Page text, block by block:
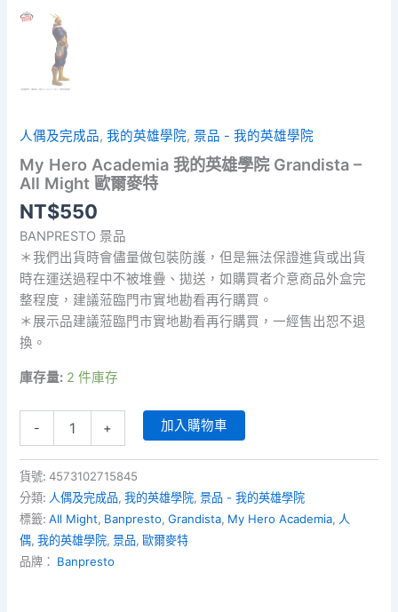
人偶及完成品,我的英雄學院,景品 - 我的英雄學院
My Hero Academia 我的英雄學院 Grandista –
All Might 歐爾麥特
NT$550
BANPRESTO 景品
＊我們出貨時會儘量做包裝防護，但是無法保證進貨或出貨
時在運送過程中不被堆疊、拋送，如購買者介意商品外盒完
整程度，建議蒞臨門市實地勘看再行購買。
＊展示品建議蒞臨門市實地勘看再行購買，一經售出恕不退
換。
庫存量: 2 件庫存
-
我
的
英
雄
學
院
+ 加入購物車
貨號:4573102715845
分類: 人偶及完成品,我的英雄學院,景品 - 我的英雄學院
標籤:All Might, Banpresto,Grandista, My Hero Academia, 人
偶,我的英雄學院,景品,歐爾麥特
品牌： Banpresto